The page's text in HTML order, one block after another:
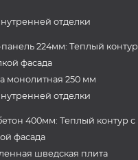
отделки
224мм: Теплый контур
фасада
монолитная 250 мм
отделки
400мм: Теплый контур с
фасада
шведская плита